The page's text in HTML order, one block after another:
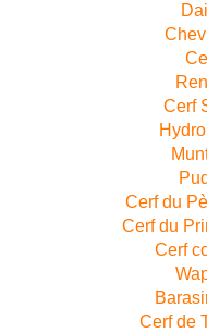
Cerf
Cerf du
Cerf du
Cerf
Cerf de